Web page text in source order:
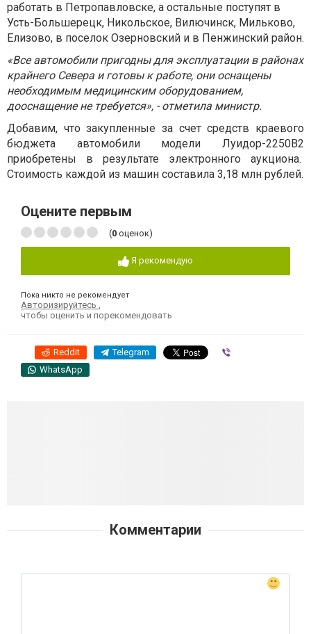
работать в Петропавловске, а остальные поступят в
Усть-Большерецк, Никольское, Вилючинск, Мильково,
Елизово, в поселок Озерновский и в Пенжинский район.
«Все автомобили пригодны для эксплуатации в районах
крайнего Севера и готовы к работе, они оснащены
необходимым медицинским оборудованием,
дооснащение не требуется», - отметила министр.
Добавим, что закупленные за счет средств краевого
бюджета автомобили модели Луидор-2250В2
приобретены в результате электронного аукциона.
Стоимость каждой из машин составила 3,18 млн рублей.
Оцените первым
(0 оценок)
Я рекомендую
Пока никто не рекомендует
Авторизируйтесь
чтобы оценить и порекомендовать
Reddit Telegram
WhatsApp
Комментарии